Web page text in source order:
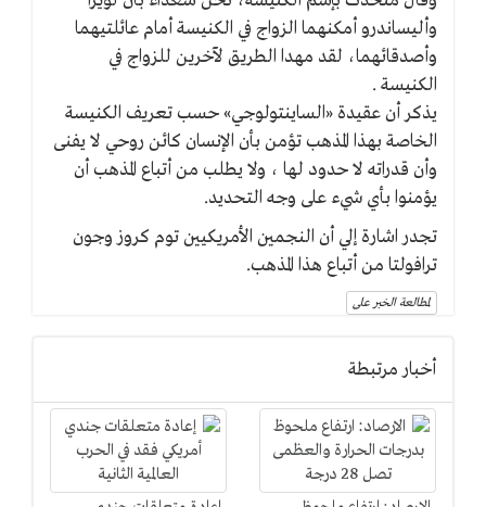
وأليساندرو أمكنهما الزواج في الكنيسة أمام عائلتيهما
وأصدقائهما، لقد مهدا الطريق لآخرين للزواج في
الكنيسة .
يذكر أن عقيدة «الساينتولوجي» حسب تعريف الكنيسة
الخاصة بهذا المذهب تؤمن بأن الإنسان كائن روحي لا يفنى
وأن قدراته لا حدود لها ، ولا يطلب من أتباع المذهب أن
يؤمنوا بأي شيء على وجه التحديد.
تجدر اشارة إلي أن النجمين الأمريكيين توم كروز وجون
ترافولتا من أتباع هذا المذهب.
لمطالعة الخبر على
أخبار مرتبطة